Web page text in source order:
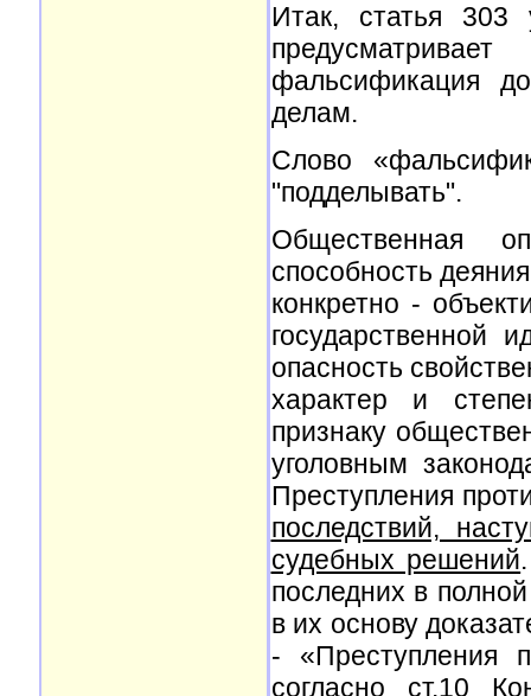
Итак, статья 303
фальсификация
делам.
Слово
"подделывать".
Общественная
способность
конкретно -
государственной
опасность
характер и
признаку
уголовным
Преступления
последствий,
судебных решений
последних в
в их основу
- «Преступления
согласно ст.10